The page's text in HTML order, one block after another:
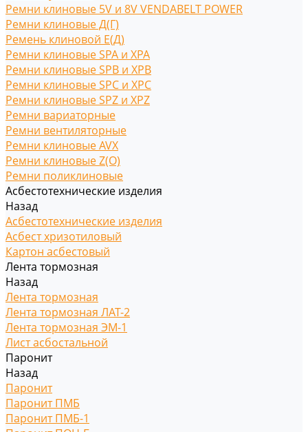
Ремни клиновые 5V и 8V VENDABELT POWER
Ремни клиновые Д(Г)
Ремень клиновой Е(Д)
Ремни клиновые SPA и XPA
Ремни клиновые SPB и XPB
Ремни клиновые SPC и XPC
Ремни клиновые SPZ и XPZ
Ремни вариаторные
Ремни вентиляторные
Ремни клиновые AVX
Ремни клиновые Z(O)
Ремни поликлиновые
Асбестотехнические изделия
Назад
Асбестотехнические изделия
Асбест хризотиловый
Картон асбестовый
Лента тормозная
Назад
Лента тормозная
Лента тормозная ЛАТ-2
Лента тормозная ЭМ-1
Лист асбостальной
Паронит
Назад
Паронит
Паронит ПМБ
Паронит ПМБ-1